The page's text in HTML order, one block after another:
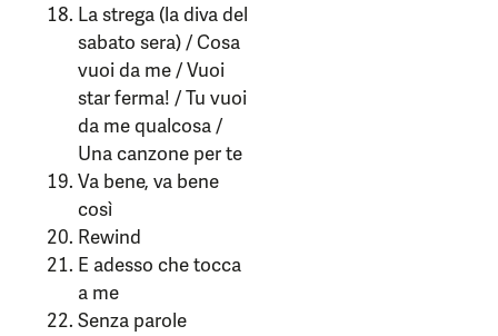
La strega (la diva del
sabato sera) / Cosa
vuoi da me / Vuoi
star ferma! / Tu vuoi
da me qualcosa /
Una canzone per te
Va bene, va bene
così
Rewind
E adesso che tocca
a me
Senza parole